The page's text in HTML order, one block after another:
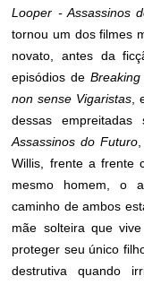
Looper - Assassinos
tornou um dos filmes
novato, antes da
episódios de
non sense Vigaristas
dessas
Assassinos do Futuro,
Willis, frente a frente
mesmo homem, o
caminho de ambos
mãe solteira que
proteger seu único
destrutiva quando